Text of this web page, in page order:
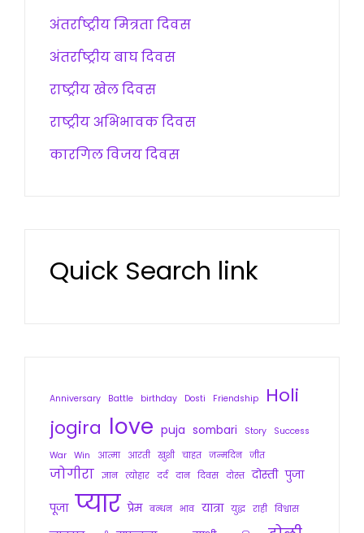
अंतर्राष्ट्रीय मित्रता दिवस
अंतर्राष्ट्रीय बाघ दिवस
राष्ट्रीय खेल दिवस
राष्ट्रीय अभिभावक दिवस
कारगिल विजय दिवस
Quick Search link
Anniversary Battle birthday Dosti Friendship
Holi
jogira love puja sombari Story
Success
War Win आत्मा आरती खुशी चाहत जन्मदिन जीत
जोगीरा ज्ञान त्योहार दर्द दान दिवस दोस्त दोस्ती पुजा
पूजा प्यार प्रेम बन्धन भाव यात्रा युद्ध राही विश्वास